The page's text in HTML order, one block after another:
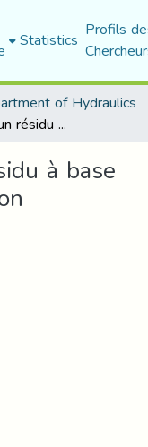
Statistics Profils
of Hydraulics
Caractérisation d’un résidu à base de phénol par adsorption
à base